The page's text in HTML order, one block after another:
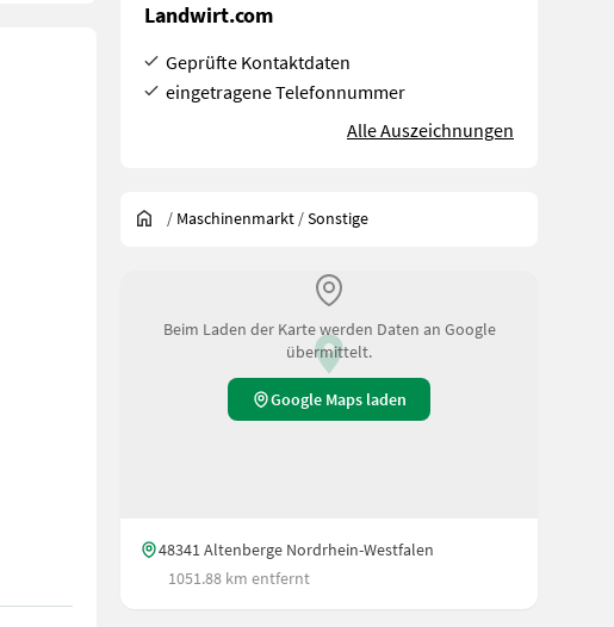
- Beleuchtungsanlage - mechanischer Stützfuß - Auflaufgebremst -
Landwirt.com
Geprüfte Kontaktdaten
eingetragene Telefonnummer
Alle Auszeichnungen
/ Maschinenmarkt /Sonstige
Beim Laden der Karte werden Daten an Google
übermittelt.
Google Maps laden
48341 Altenberge Nordrhein-Westfalen
1051.88 km entfernt